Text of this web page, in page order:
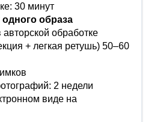
30 минут
образа
обработке
+ легкая ретушь) 50–60
2 недели
виде на